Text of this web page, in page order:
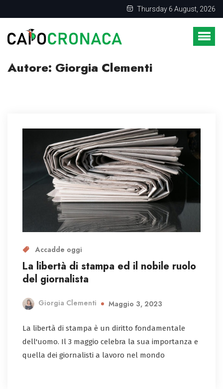
Thursday 6 August, 2026
Autore: Giorgia Clementi
Accadde oggi
La libertà di stampa ed il nobile ruolo
del giornalista
Giorgia Clementi Maggio 3, 2023
La libertà di stampa è un diritto fondamentale
dell'uomo. Il 3 maggio celebra la sua importanza e
quella dei giornalisti a lavoro nel mondo